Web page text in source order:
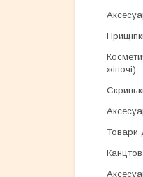
жіночі)
Товари